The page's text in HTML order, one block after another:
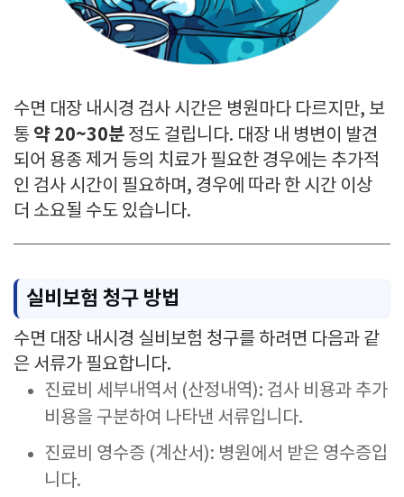
수면 대장 내시경 검사 시간은 병원마다 다르지만, 보
통 약 20~30분 정도 걸립니다. 대장 내 병변이 발견
되어 용종 제거 등의 치료가 필요한 경우에는 추가적
인 검사 시간이 필요하며, 경우에 따라 한 시간 이상
더 소요될 수도 있습니다.
실비보험 청구 방법
수면 대장 내시경 실비보험 청구를 하려면 다음과 같
은 서류가 필요합니다.
진료비 세부내역서 (산정내역): 검사 비용과 추가
비용을 구분하여 나타낸 서류입니다.
진료비 영수증 (계산서): 병원에서 받은 영수증입
니다.